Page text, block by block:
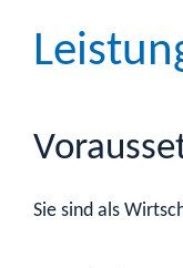
Sie sind als